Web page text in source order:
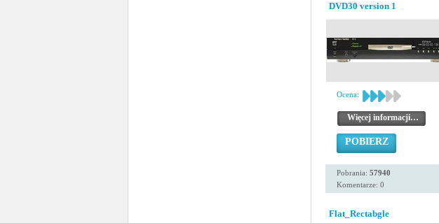
DVD30 version 1
Ocena:
Więcej informacji…
POBIERZ
Pobrania: 57940
Komentarze: 0
Flat_Rectabgle